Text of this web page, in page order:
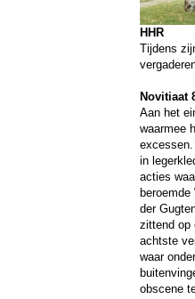
HHR
Tijdens
Novitiaat
Aan het
waarmee
excessen.
in
acties
der
zittend op
achtste
waar
obscene